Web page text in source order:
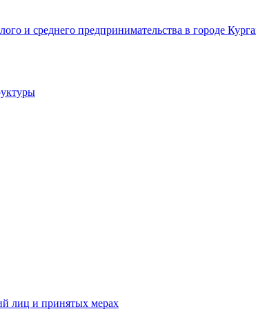
и среднего предпринимательства в городе
лиц и принятых мерах